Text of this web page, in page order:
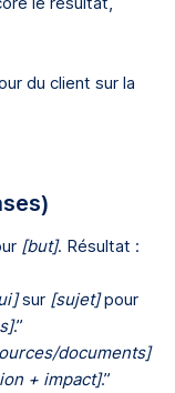
du client sur la
[but]. Résultat :
sur [sujet]pour
.”
documents]
+ impact].”